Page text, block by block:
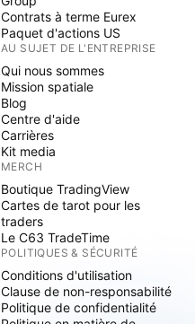
Contrats à terme Eurex
Paquet d'actions US
AU SUJET DE L'ENTREPRISE
Qui nous sommes
Mission spatiale
Blog
Centre d'aide
Carrières
Kit media
MERCH
Boutique TradingView
Cartes de tarot pour les
traders
Le C63 TradeTime
POLITIQUES & SÉCURITÉ
Conditions d'utilisation
Clause de non-responsabilité
Politique de confidentialité